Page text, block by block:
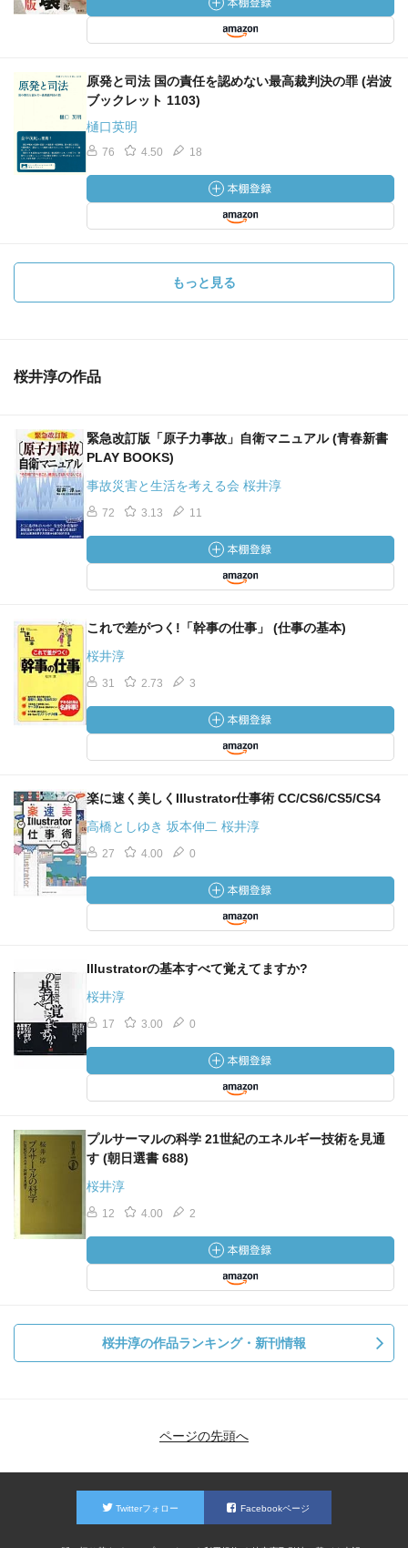
原発と司法 国の責任を認めない最高裁判決の罪 (岩波
ブックレット 1103)
樋口英明
76 4.50 18
もっと見る
桜井淳の作品
緊急改訂版「原子力事故」自衛マニュアル (青春新書
PLAY BOOKS)
事故災害と生活を考える会 桜井淳
72 3.13 11
これで差がつく!「幹事の仕事」 (仕事の基本)
桜井淳
31 2.73 3
楽に速く美しくIllustrator仕事術 CC/CS6/CS5/CS4
高橋としゆき 坂本伸二 桜井淳
27 4.00 0
Illustratorの基本すべて覚えてますか?
桜井淳
17 3.00 0
プルサーマルの科学 21世紀のエネルギー技術を見通
す (朝日選書 688)
桜井淳
12 4.00 2
桜井淳の作品ランキング・新刊情報
ページの先頭へ
Twitterフォロー Facebookページ